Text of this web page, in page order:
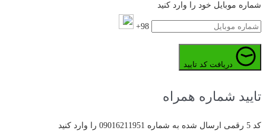
شماره موبایل خود را وارد کنید
98+
تایید شماره همراه
کد 5 رقمی ارسال شده به شماره 09016211951 را وارد کنید